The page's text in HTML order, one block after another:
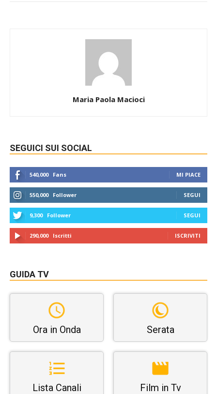
Maria Paola Macioci
SEGUICI SUI SOCIAL
540,000 Fans MI PIACE
550,000 Follower SEGUI
9,300 Follower SEGUI
290,000 Iscritti ISCRIVITI
GUIDA TV
Ora in Onda Serata
Lista Canali Film in Tv